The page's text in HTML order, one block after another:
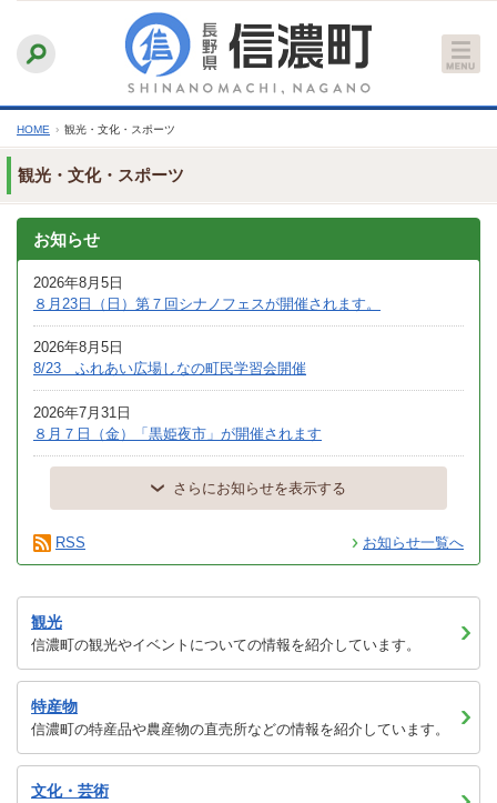
文
へ
ふりがなをつける
文字サイズ
縮小 標準 拡大
HOME › 観光・文化・スポーツ
観光・文化・スポーツ
お知らせ
2026年8月5日
８月23日（日）第７回シナノフェスが開催されます。
2026年8月5日
8/23 ふれあい広場しなの町民学習会開催
2026年7月31日
８月７日（金）「黒姫夜市」が開催されます
さらにお知らせを表示する
RSS お知らせ一覧へ
観光
信濃町の観光やイベントについての情報を紹介しています。
特産物
信濃町の特産品や農産物の直売所などの情報を紹介しています。
文化・芸術